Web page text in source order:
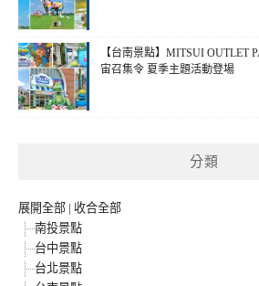
【台南景點】MITSUI OUTLET
宙召集令 夏季主題活動登場
分類
展開全部 | 收合全部
南投景點
台中景點
台北景點